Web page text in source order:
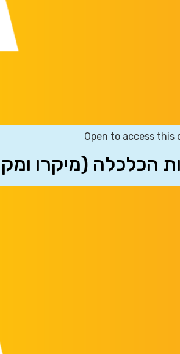
Open to access this
הכלכלה (מיקרו